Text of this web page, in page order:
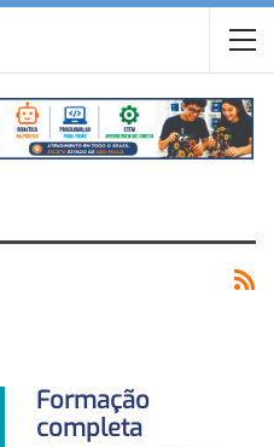
Formação
completa